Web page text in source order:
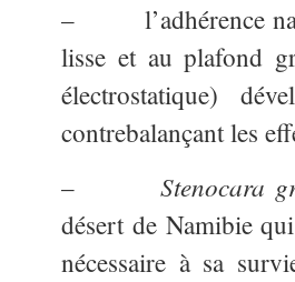
– l’adhérence
lisse et au plafond
électrostatique)
contrebalançant les
–Stenocara
désert de Namibie
nécessaire à sa